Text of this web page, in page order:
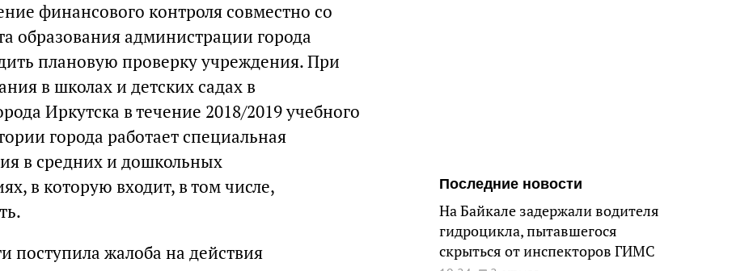
финансового контроля совместно со
образования администрации города
плановую проверку учреждения. При
в школах и детских садах в
Иркутска в течение 2018/2019 учебного
города работает специальная
в средних и дошкольных
в которую входит, в том числе,
поступила жалоба на действия
Последние новости
На Байкале задержали водителя
гидроцикла, пытавшегося
скрыться от инспекторов ГИМС